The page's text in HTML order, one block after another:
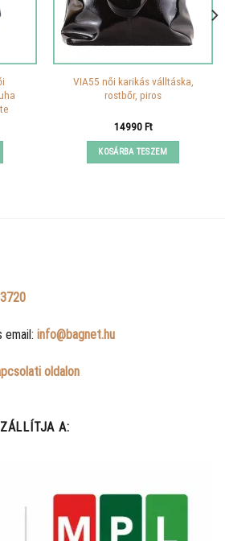
VIA55 női karikás válltáska,
rostbőr, piros
14990Ft
KOSÁRBA TESZEM
email: info@bagnet.hu
oldalon
A: